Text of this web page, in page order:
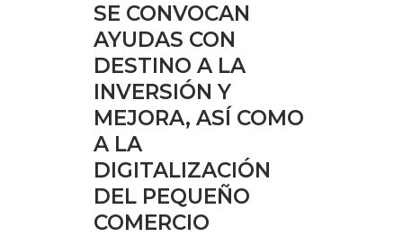
SE CONVOCAN
AYUDAS CON
DESTINO A LA
INVERSIÓN Y
MEJORA, ASÍ COMO
A LA
DIGITALIZACIÓN
DEL PEQUEÑO
COMERCIO